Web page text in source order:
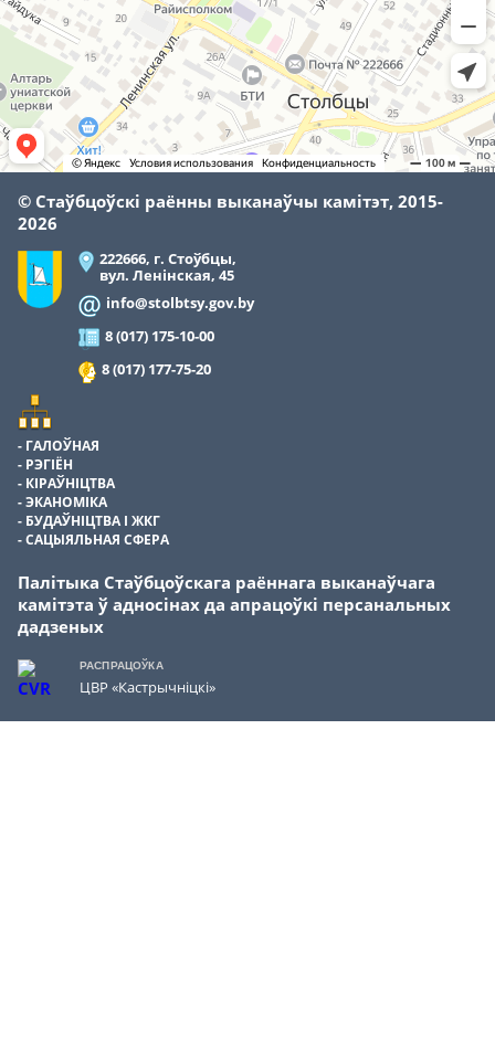
© Стаўбцоўскі раённы выканаўчы камітэт, 2015-
2026
222666, г. Стоўбцы,
вул. Ленінская, 45
info@stolbtsy.gov.by
8 (017) 175-10-00
8 (017) 177-75-20
ГАЛОЎНАЯ
РЭГІЁН
КІРАЎНІЦТВА
ЭКАНОМІКА
БУДАЎНІЦТВА І ЖКГ
САЦЫЯЛЬНАЯ СФЕРА
Палітыка Стаўбцоўскага раённага выканаўчага
камітэта ў адносінах да апрацоўкі персанальных
дадзеных
РАСПРАЦОЎКА
ЦВР «Кастрычніцкі»